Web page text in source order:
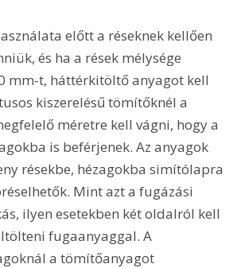
előtt a réseknek kellően
és ha a rések mélysége
mm-t, háttérkitöltő anyagot kell
kiszerelésű tömítőknél a
méretre kell vágni, hogy a
is beférjenek. Az anyagok
résekbe, hézagokba simítólapra
Mint azt a fugázási
ilyen esetekben két oldalról kell
fugaanyaggal. A
a tömítőanyagot